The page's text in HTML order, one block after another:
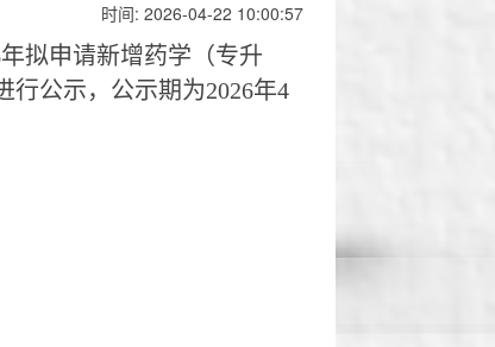
时间: 2026-04-22 10:00:57
年拟申请新增药学（专升
行公示，公示期为2026年4